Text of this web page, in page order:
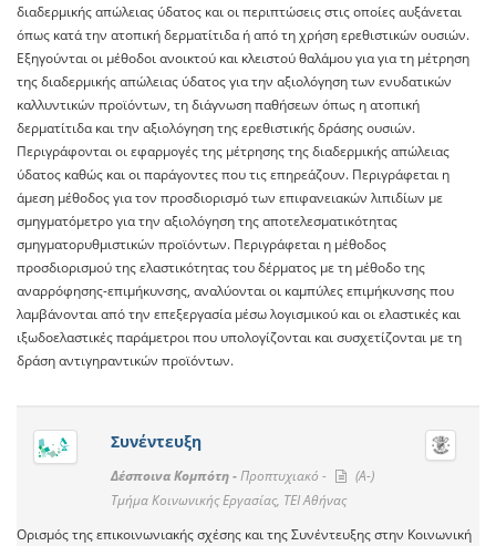
διαδερμικής απώλειας ύδατος και οι περιπτώσεις στις οποίες αυξάνεται
όπως κατά την ατοπική δερματίτιδα ή από τη χρήση ερεθιστικών ουσιών.
Εξηγούνται οι μέθοδοι ανοικτού και κλειστού θαλάμου για για τη μέτρηση
της διαδερμικής απώλειας ύδατος για την αξιολόγηση των ενυδατικών
καλλυντικών προϊόντων, τη διάγνωση παθήσεων όπως η ατοπική
δερματίτιδα και την αξιολόγηση της ερεθιστικής δράσης ουσιών.
Περιγράφονται οι εφαρμογές της μέτρησης της διαδερμικής απώλειας
ύδατος καθώς και οι παράγοντες που τις επηρεάζουν. Περιγράφεται η
άμεση μέθοδος για τον προσδιορισμό των επιφανειακών λιπιδίων με
σμηγματόμετρο για την αξιολόγηση της αποτελεσματικότητας
σμηγματορυθμιστικών προϊόντων. Περιγράφεται η μέθοδος
προσδιορισμού της ελαστικότητας του δέρματος με τη μέθοδο της
αναρρόφησης-επιμήκυνσης, αναλύονται οι καμπύλες επιμήκυνσης που
λαμβάνονται από την επεξεργασία μέσω λογισμικού και οι ελαστικές και
ιξωδοελαστικές παράμετροι που υπολογίζονται και συσχετίζονται με τη
δράση αντιγηραντικών προϊόντων.
Συνέντευξη
Δέσποινα Κομπότη -Προπτυχιακό -
(A-)
Τμήμα Κοινωνικής Εργασίας, ΤΕΙ Αθήνας
Ορισμός της επικοινωνιακής σχέσης και της Συνέντευξης στην Κοινωνική